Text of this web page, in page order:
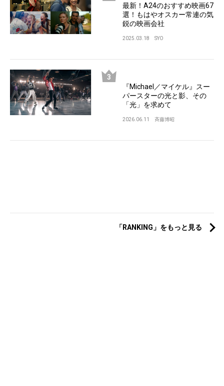
最新！A24のおすすめ映画67
選！もはやオスカー常連の気
鋭の映画会社
2025.03.18 SYO
『Michael／マイケル』スー
パースターの光と影、その
「光」を求めて
2026.06.11 斉藤博昭
「RANKING」をもっと見る